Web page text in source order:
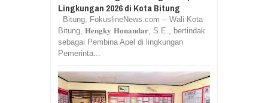
Lingkungan 2026 di Kota Bitung
Bitung, FokuslineNews.com -- Wali Kota
Bitung, 𝐇𝐞𝐧𝐠𝐤𝐲 𝐇𝐨𝐧𝐚𝐧𝐝𝐚𝐫, S.E., bertindak
sebagai Pembina Apel di lingkungan
Pemerinta...